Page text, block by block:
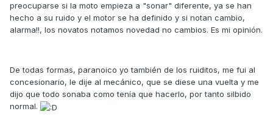
preocuparse si la moto empieza a "sonar" diferente, ya se han
hecho a su ruido y el motor se ha definido y si notan cambio,
alarma!!, los novatos notamos novedad no cambios. Es mi opinión.
De todas formas, paranoico yo también de los ruiditos, me fui al
concesionario, le dije al mecánico, que se diese una vuelta y me
dijo que todo sonaba como tenía que hacerlo, por tanto silbido
normal.